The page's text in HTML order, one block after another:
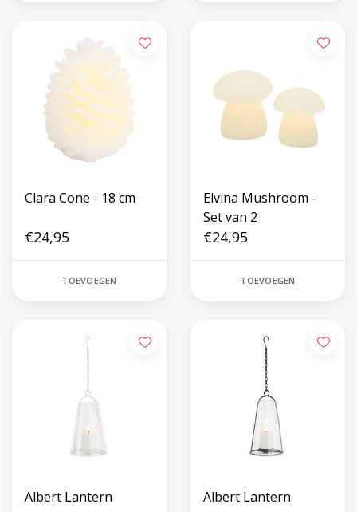
Clara Cone - 18 cm
€24,95
TOEVOEGEN
Elvina Mushroom -
Set van 2
€24,95
TOEVOEGEN
Albert Lantern Albert Lantern